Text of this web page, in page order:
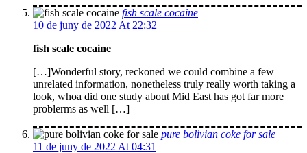
fish scale cocaine
10 de juny de 2022 At 22:32
fish scale cocaine
[…]Wonderful story, reckoned we could combine a few
unrelated information, nonetheless truly really worth taking a
look, whoa did one study about Mid East has got far more
problerms as well […]
pure bolivian coke for sale
11 de juny de 2022 At 04:31